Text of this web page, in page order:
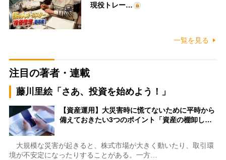
現役トレー…
一覧を見る
注目の著者・連載
藤川里絵「さあ、投資を始めよう！」
【資産運用】大災害時に慌てないために平時から
備えておきたい3つのポイント「資産の棚卸し…
大規模な災害が起きると、株式市場が大きく動いたり、取引環
境が不安定になったりすることがある。一方…